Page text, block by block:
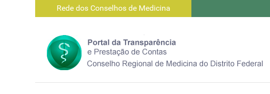
Rede dos Conselhos de Medicina